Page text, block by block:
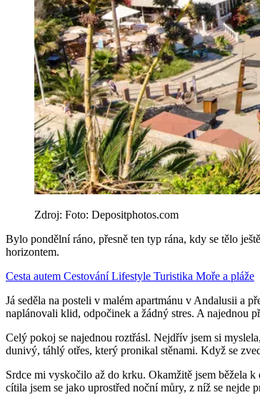
Zdroj: Foto: Depositphotos.com
Bylo pondělní ráno, přesně ten typ rána, kdy se tělo
horizontem.
Cesta autem CestováníLifestyle Turistika Moře a pláže
Já seděla na posteli v malém apartmánu v Andalusii a
naplánovali klid, odpočinek a žádný stres. A najednou
Celý pokoj se najednou roztřásl. Nejdřív jsem si
dunivý, táhlý otřes, který pronikal stěnami. Když se
Srdce mi vyskočilo až do krku. Okamžitě jsem běžela
cítila jsem se jako uprostřed noční můry, z níž se nejde